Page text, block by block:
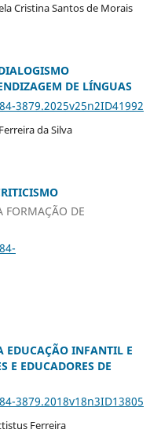
Cristina Santos de Morais
DE LÍNGUAS
3879.2025v25n2ID41992
da Silva
FORMAÇÃO DE
EDUCAÇÃO INFANTIL E
E EDUCADORES DE
3879.2018v18n3ID13805
Ferreira